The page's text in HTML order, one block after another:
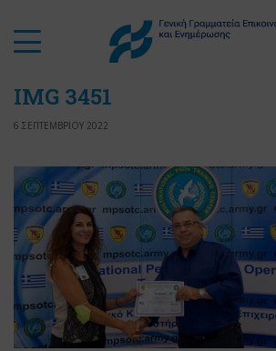
IMG 3451
6 ΣΕΠΤΕΜΒΡΙΟΥ 2022